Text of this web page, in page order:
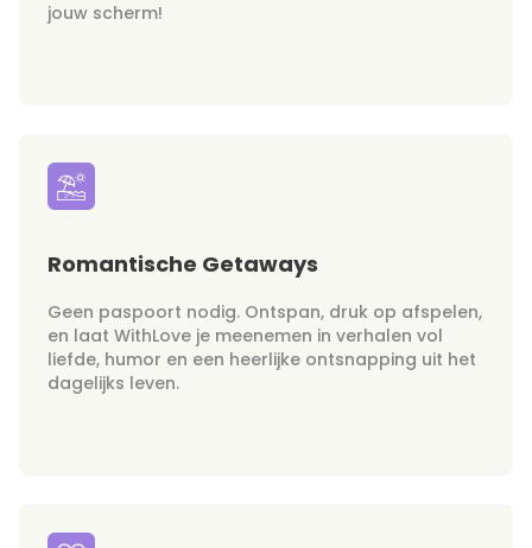
jouw scherm!
Romantische Getaways
Geen paspoort nodig. Ontspan, druk op afspelen,
en laat WithLove je meenemen in verhalen vol
liefde, humor en een heerlijke ontsnapping uit het
dagelijks leven.